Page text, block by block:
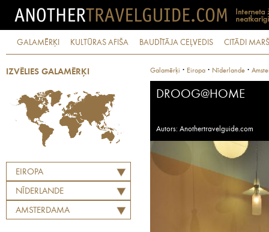
GALAMĒRĶI KULTŪRAS AFIŠA BAUDĪTĀJA CEĻVEDIS CITĀDI
IZVĒLIES GALAMĒRĶI
EIROPA
NĪDERLANDE
AMSTERDAMA
Galamērķi · Eiropa · Nīderlande ·
DROOG@HOME
Autors: Anothertravelguide.com